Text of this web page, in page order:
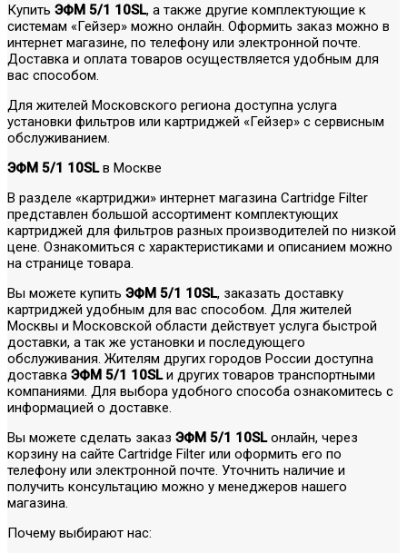
Купить ЭФМ 5/1 10SL, а также другие комплектующие к
системам «Гейзер» можно онлайн. Оформить заказ можно в
интернет магазине, по телефону или электронной почте.
Доставка и оплата товаров осуществляется удобным для
вас способом.
Для жителей Московского региона доступна услуга
установки фильтров или картриджей «Гейзер» с сервисным
обслуживанием.
ЭФМ 5/1 10SLв Москве
В разделе «картриджи» интернет магазина Cartridge Filter
представлен большой ассортимент комплектующих
картриджей для фильтров разных производителей по низкой
цене. Ознакомиться с характеристиками и описанием можно
на странице товара.
Вы можете купить ЭФМ 5/1 10SL, заказать доставку
картриджей удобным для вас способом. Для жителей
Москвы и Московской области действует услуга быстрой
доставки, а так же установки и последующего
обслуживания. Жителям других городов России доступна
доставка ЭФМ 5/1 10SLи других товаров транспортными
компаниями. Для выбора удобного способа ознакомитесь с
информацией о доставке.
Вы можете сделать заказ ЭФМ 5/1 10SLонлайн, через
корзину на сайте Cartridge Filter или оформить его по
телефону или электронной почте. Уточнить наличие и
получить консультацию можно у менеджеров нашего
магазина.
Почему выбирают нас: